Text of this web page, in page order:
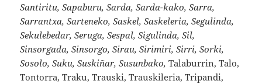
Santiritu, Sapaburu, Sarda, Sarda-kako, Sarra,
Sarrantxa, Sarteneko, Saskel, Saskeleria, Segulinda,
Sekulebedar, Seruga, Sespal, Sigulinda, Sil,
Sinsorgada, Sinsorgo, Sirau, Sirimiri, Sirri, Sorki,
Sosolo, Suku, Suskiñar, Susunbako, Talaburrin, Talo,
Tontorra, Traku, Trauski, Trauskileria, Tripandi,